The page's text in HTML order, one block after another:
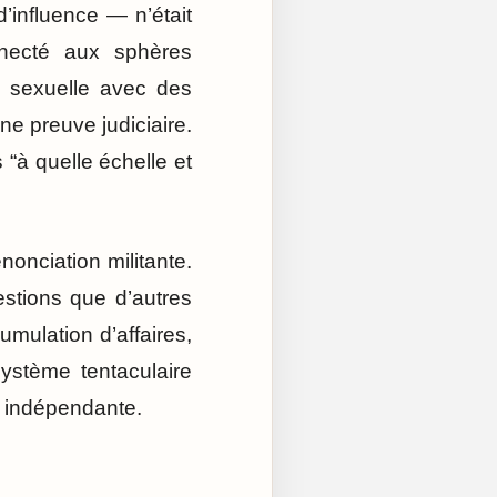
— n’était
aux sphères
sexuelle avec des
preuve judiciaire.
“à quelle échelle et
militante.
que d’autres
d’affaires,
tentaculaire